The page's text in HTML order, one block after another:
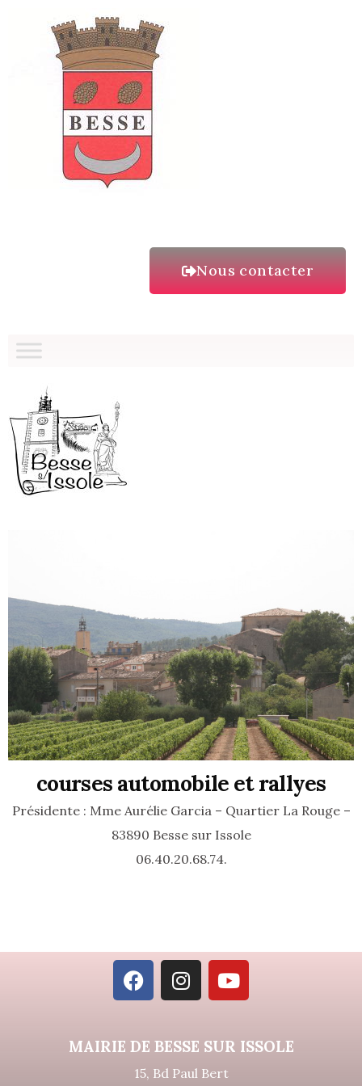
Nous contacter
courses automobile et rallyes
Présidente : Mme Aurélie Garcia – Quartier La Rouge –
83890 Besse sur Issole
06.40.20.68.74.
MAIRIE DE BESSE SUR ISSOLE
15, Bd Paul Bert